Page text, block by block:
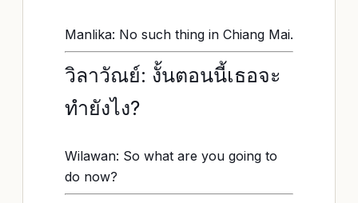
Manlika: No such thing in Chiang Mai.
วิลาวัณย์: งั้นตอนนี้เธอจะ
ทำยังไง?
Wilawan: So what are you going to
do now?